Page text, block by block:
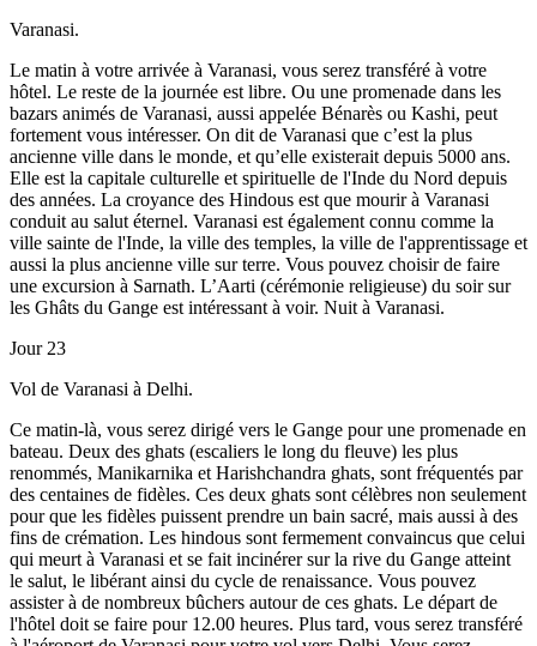
Varanasi.
Le matin à votre arrivée à Varanasi, vous serez transféré à votre
hôtel. Le reste de la journée est libre. Ou une promenade dans les
bazars animés de Varanasi, aussi appelée Bénarès ou Kashi, peut
fortement vous intéresser. On dit de Varanasi que c’est la plus
ancienne ville dans le monde, et qu’elle existerait depuis 5000 ans.
Elle est la capitale culturelle et spirituelle de l'Inde du Nord depuis
des années. La croyance des Hindous est que mourir à Varanasi
conduit au salut éternel. Varanasi est également connu comme la
ville sainte de l'Inde, la ville des temples, la ville de l'apprentissage et
aussi la plus ancienne ville sur terre. Vous pouvez choisir de faire
une excursion à Sarnath. L’Aarti (cérémonie religieuse) du soir sur
les Ghâts du Gange est intéressant à voir. Nuit à Varanasi.
Jour 23
Vol de Varanasi à Delhi.
Ce matin-là, vous serez dirigé vers le Gange pour une promenade en
bateau. Deux des ghats (escaliers le long du fleuve) les plus
renommés, Manikarnika et Harishchandra ghats, sont fréquentés par
des centaines de fidèles. Ces deux ghats sont célèbres non seulement
pour que les fidèles puissent prendre un bain sacré, mais aussi à des
fins de crémation. Les hindous sont fermement convaincus que celui
qui meurt à Varanasi et se fait incinérer sur la rive du Gange atteint
le salut, le libérant ainsi du cycle de renaissance. Vous pouvez
assister à de nombreux bûchers autour de ces ghats. Le départ de
l'hôtel doit se faire pour 12.00 heures. Plus tard, vous serez transféré